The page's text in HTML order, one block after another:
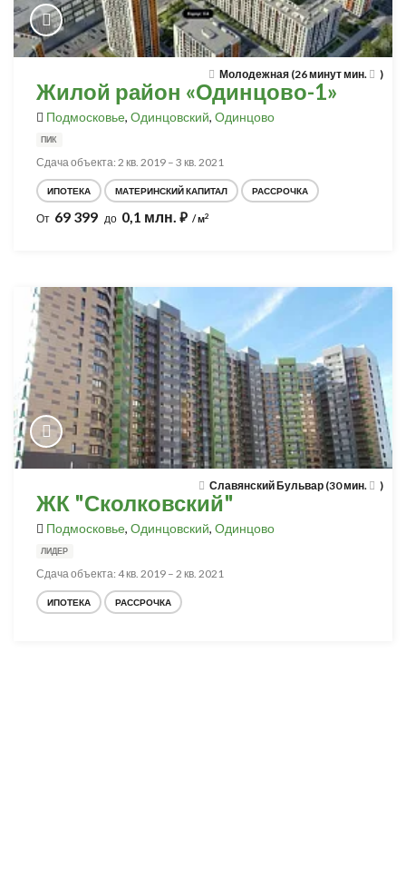
Молодежная (26 минут мин. )
Жилой район «Одинцово-1»
Подмосковье, Одинцовский, Одинцово
ПИК
Сдача объекта: 2 кв. 2019 – 3 кв. 2021
ИПОТЕКА МАТЕРИНСКИЙ КАПИТАЛ РАССРОЧКА
От 69 399 до 0,1 млн. ⃏ / м2
Славянский Бульвар (30 мин. )
ЖК "Сколковский"
Подмосковье, Одинцовский, Одинцово
ЛИДЕР
Сдача объекта: 4 кв. 2019 – 2 кв. 2021
ИПОТЕКА РАССРОЧКА